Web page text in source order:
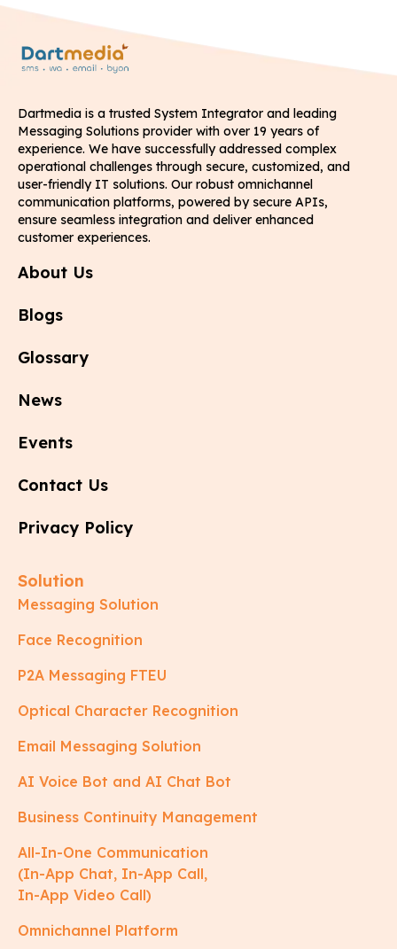
Dartmedia is a trusted System Integrator and leading
Messaging Solutions provider with over 19 years of
experience. We have successfully addressed complex
operational challenges through secure, customized, and
user-friendly IT solutions. Our robust omnichannel
communication platforms, powered by secure APIs,
ensure seamless integration and deliver enhanced
customer experiences.
About Us
Blogs
Glossary
News
Events
Contact Us
Privacy Policy
Solution
Messaging Solution
Face Recognition
P2A Messaging FTEU
Optical Character Recognition
Email Messaging Solution
AI Voice Bot and AI Chat Bot
Business Continuity Management
All-In-One Communication
(In-App Chat, In-App Call,
In-App Video Call)
Omnichannel Platform